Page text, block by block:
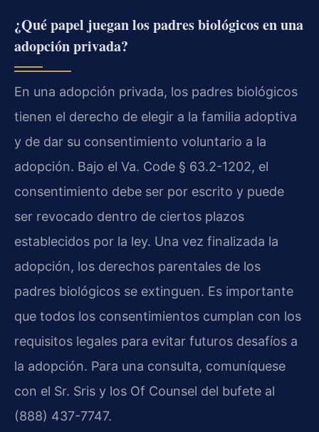
¿Qué papel juegan los padres biológicos en una
adopción privada?
En una adopción privada, los padres biológicos
tienen el derecho de elegir a la familia adoptiva
y de dar su consentimiento voluntario a la
adopción. Bajo el Va. Code § 63.2-1202, el
consentimiento debe ser por escrito y puede
ser revocado dentro de ciertos plazos
establecidos por la ley. Una vez finalizada la
adopción, los derechos parentales de los
padres biológicos se extinguen. Es importante
que todos los consentimientos cumplan con los
requisitos legales para evitar futuros desafíos a
la adopción. Para una consulta, comuníquese
con el Sr. Sris y los Of Counsel del bufete al
(888) 437-7747.